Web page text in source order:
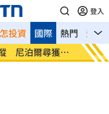
登入
投資 熱門 影音
國際
尼泊爾尋獲遺
喝錯